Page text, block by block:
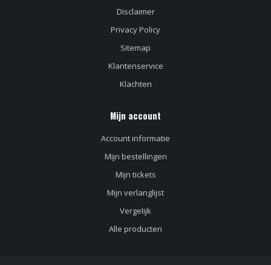
Disclaimer
Privacy Policy
Sitemap
Klantenservice
Klachten
Mijn account
Account informatie
Mijn bestellingen
Mijn tickets
Mijn verlanglijst
Vergelijk
Alle producten